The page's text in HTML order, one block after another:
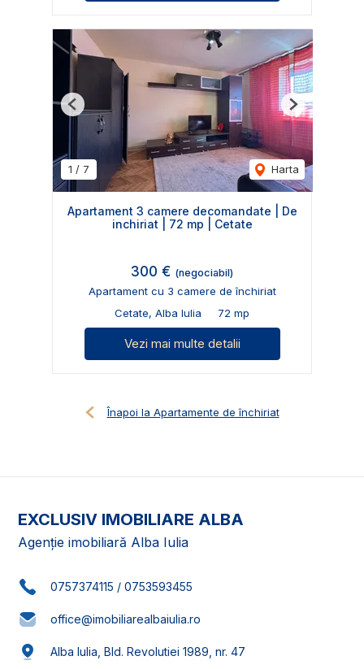
1 / 7 Harta
Previous Next
Apartament 3 camere decomandate | De
inchiriat | 72 mp | Cetate
300 € (negociabil)
Apartament cu 3 camere de închiriat
Cetate, Alba Iulia
72 mp
Vezi mai multe detalii
Înapoi la Apartamente de închiriat
EXCLUSIV IMOBILIARE ALBA
Agenție imobiliară Alba Iulia
0757374115 / 0753593455
office@imobiliarealbaiulia.ro
Alba Iulia, Bld. Revolutiei 1989, nr. 47